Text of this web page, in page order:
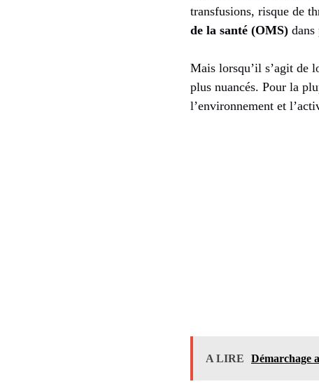
transfusions, risque de
de la santé (OMS) dans
Mais lorsqu’il s’agit de
plus nuancés. Pour la
l’environnement et
A LIRE Démarchage